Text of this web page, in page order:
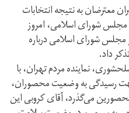
معترضان به نتیجه انتخابات
شورای اسلامی، امروز
مجلس شورای اسلامی درباره
داد.
نماینده مردم تهران، با
رسیدگی به وضعیت محصوران،
از حصر محصورین می‌گذرد، آقای کروبی این